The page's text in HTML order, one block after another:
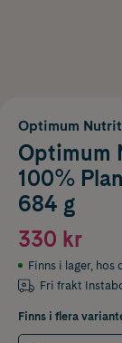
Optimum
Optimum
100%
684 g
330 kr
Finns i lager, hos
Fri frakt
Finns i flera